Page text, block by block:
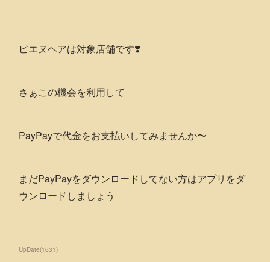
ピエヌヘアは対象店舗です❣️
さぁこの機会を利用して
PayPayで代金をお支払いしてみませんか〜
まだPayPayをダウンロードしてない方はアプリをダ
ウンロードしましょう
UpDate(1631)